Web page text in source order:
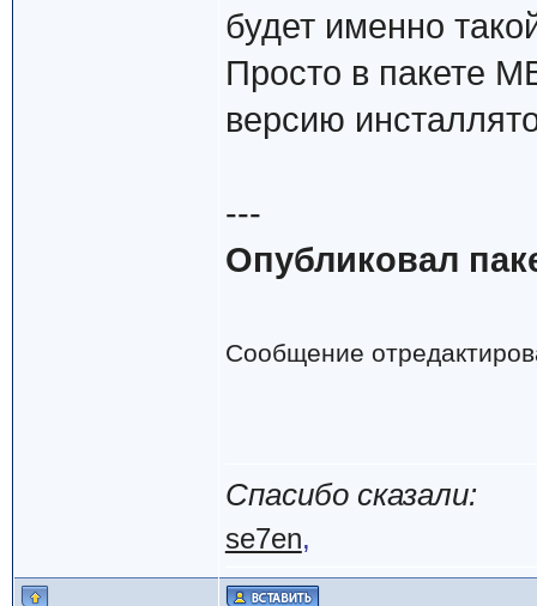
будет именно
Просто в пакете
версию
---
Опубликовал
Сообщение
Спасибо сказали:
se7en,